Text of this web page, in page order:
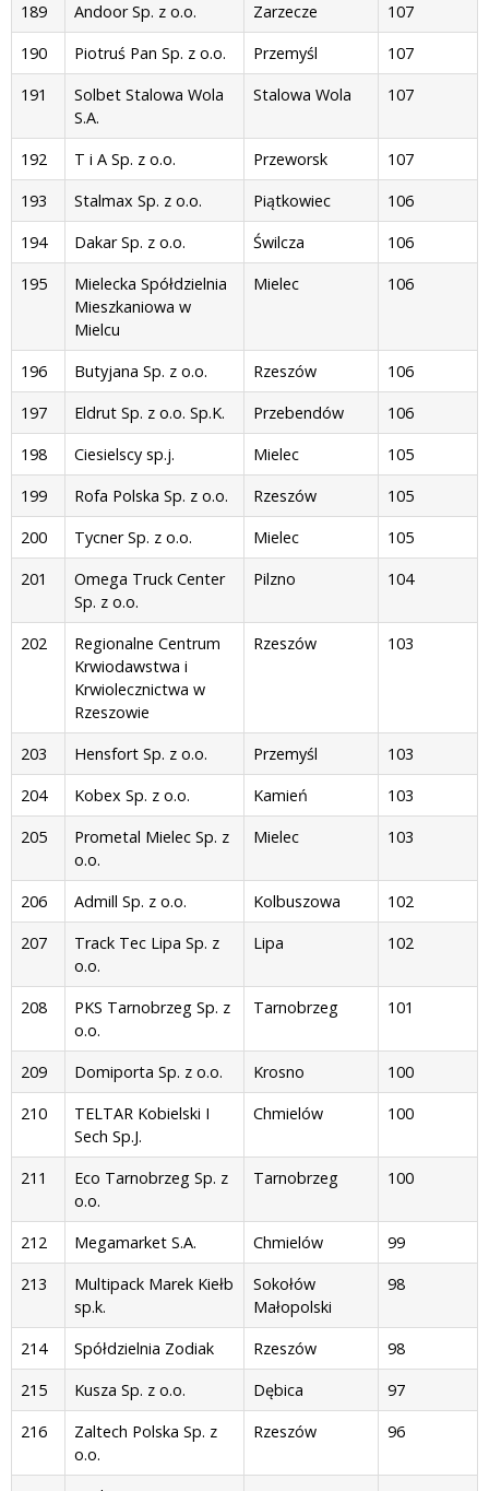
189
Andoor Sp. z o.o. Zarzecze
107
190
Piotruś Pan Sp. z o.o. Przemyśl
107
191
Solbet Stalowa Wola
S.A.
Stalowa Wola 107
192 T i A Sp. z o.o. Przeworsk
107
193
Stalmax Sp. z o.o. Piątkowiec
106
194
Dakar Sp. z o.o. Świlcza
106
195
Mielecka Spółdzielnia
Mieszkaniowa w
Mielcu
Mielec 106
196 Butyjana Sp. z o.o. Rzeszów
106
197
Eldrut Sp. z o.o. Sp.K. Przebendów
106
198
Ciesielscy sp.j. Mielec
105
199
Rofa Polska Sp. z o.o. Rzeszów
105
200
Tycner Sp. z o.o. Mielec
105
201
Omega Truck Center
Sp. z o.o.
Pilzno 104
202
Regionalne Centrum
Krwiodawstwa i
Krwiolecznictwa w
Rzeszowie
Rzeszów 103
203 Hensfort Sp. z o.o. Przemyśl
103
204
Kobex Sp. z o.o. Kamień
103
205
Prometal Mielec Sp. z
o.o.
Mielec 103
206 Admill Sp. z o.o. Kolbuszowa
102
207
Track Tec Lipa Sp. z
o.o.
Lipa 102
208
PKS Tarnobrzeg Sp. z
o.o.
Tarnobrzeg 101
209 Domiporta Sp. z o.o. Krosno
100
210
TELTAR Kobielski I
Sech Sp.J.
Chmielów 100
211
Eco Tarnobrzeg Sp. z
o.o.
Tarnobrzeg 100
212 Megamarket S.A. Chmielów
99
213
Multipack Marek Kiełb
sp.k.
Sokołów
Małopolski
98
214 Spółdzielnia Zodiak Rzeszów
98
215
Kusza Sp. z o.o. Dębica
97
216
Zaltech Polska Sp. z
o.o.
Rzeszów 96